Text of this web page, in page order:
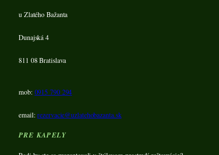
u Zlatého Bažanta
Dunajská 4
811 08 Bratislava
mob: 0915 790 294
email:rezervacie@uzlatehobazanta.sk
PRE KAPELY